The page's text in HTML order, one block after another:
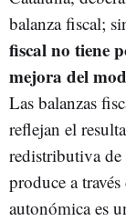
balanza fiscal;
fiscal no tiene
mejora del
Las balanzas
reflejan el
redistributiva de
produce a
autonómica es